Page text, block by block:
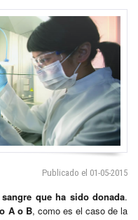
Publicado el 01-05-2015
sangre que ha sido donada.
A o B, como es el caso de la